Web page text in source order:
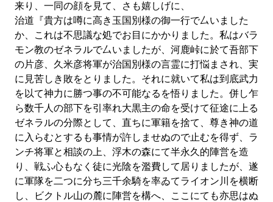
来り、一同の顔を見て、さも嬉しげに、
治道『貴方は噂に高き玉国別様の御一行で厶いました
か、これは不思議な処でお目にかかりました。私はバラ
モン教のゼネラルで厶いましたが、河鹿峠に於て吾部下
の片彦、久米彦将軍が治国別様の言霊に打悩まされ、実
に見苦しき敗をとりました。それに就いて私は到底武力
を以て神力に勝つ事の不可能なるを悟りました。併し乍
ら数千人の部下を引率れ大黒主の命を受けて征途に上る
ゼネラルの分際として、直ちに軍籍を捨て、尊き神の道
に入らむとするも事情が許しませぬので止むを得ず、ラ
ンチ将軍と相談の上、浮木の森にて半永久的陣営を造
り、戦ふ心もなく徒に光陰を濫費して居りましたが、遂
に軍隊を二つに分ち三千余騎を率ゐてライオン川を横断
し、ビクトル山の麓に陣営を構へ、ここにても亦思はぬ